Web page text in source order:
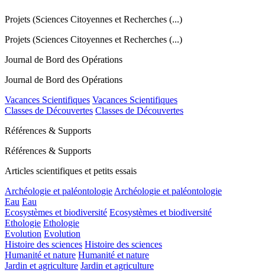
Projets (Sciences Citoyennes et Recherches (...)
Projets (Sciences Citoyennes et Recherches (...)
Journal de Bord des Opérations
Journal de Bord des Opérations
Vacances Scientifiques Vacances Scientifiques
Classes de Découvertes Classes de Découvertes
Références & Supports
Références & Supports
Articles scientifiques et petits essais
Archéologie et paléontologie Archéologie et paléontologie
Eau Eau
Ecosystèmes et biodiversité Ecosystèmes et biodiversité
Ethologie Ethologie
Evolution Evolution
Histoire des sciences Histoire des sciences
Humanité et nature Humanité et nature
Jardin et agriculture Jardin et agriculture